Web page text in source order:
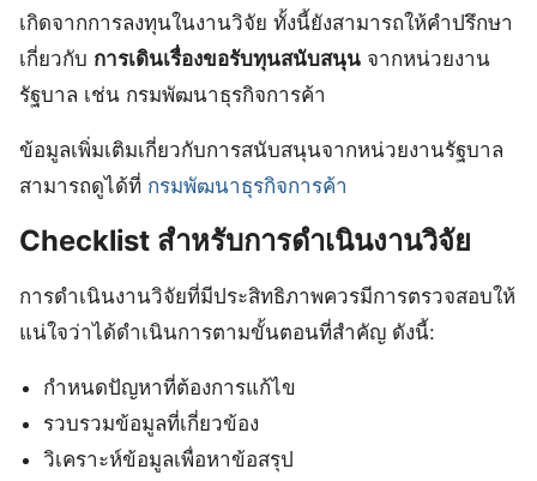
เกิดจากการลงทุนในงานวิจัย ทั้งนี้ยังสามารถให้คำปรึกษา
เกี่ยวกับ การเดินเรื่องขอรับทุนสนับสนุน จากหน่วยงาน
รัฐบาล เช่น กรมพัฒนาธุรกิจการค้า
ข้อมูลเพิ่มเติมเกี่ยวกับการสนับสนุนจากหน่วยงานรัฐบาล
สามารถดูได้ที่ กรมพัฒนาธุรกิจการค้า
Checklist สำหรับการดำเนินงานวิจัย
การดำเนินงานวิจัยที่มีประสิทธิภาพควรมีการตรวจสอบให้
แน่ใจว่าได้ดำเนินการตามขั้นตอนที่สำคัญ ดังนี้:
กำหนดปัญหาที่ต้องการแก้ไข
รวบรวมข้อมูลที่เกี่ยวข้อง
วิเคราะห์ข้อมูลเพื่อหาข้อสรุป